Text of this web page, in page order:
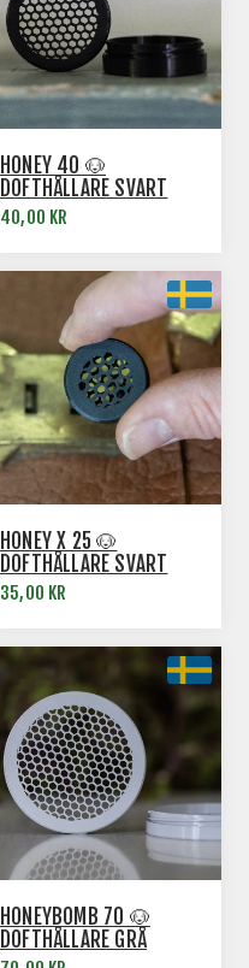
HONEY 40 🐶
DOFTHÅLLARE SVART
40,00 KR
HONEY X 25 🐶
DOFTHÅLLARE SVART
35,00 KR
HONEYBOMB 70 🐶
DOFTHÅLLARE GRÅ